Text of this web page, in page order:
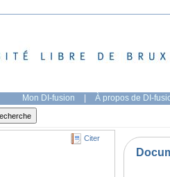
Mon DI-fusion | À propos de DI-
Citer